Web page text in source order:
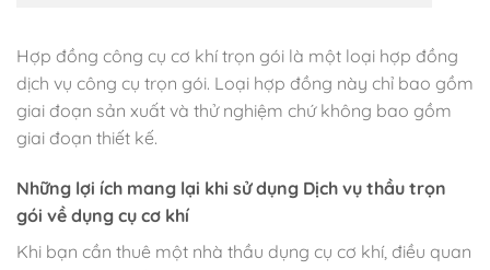
Hợp đồng công cụ cơ khí trọn gói là một loại hợp đồng
dịch vụ công cụ trọn gói. Loại hợp đồng này chỉ bao gồm
giai đoạn sản xuất và thử nghiệm chứ không bao gồm
giai đoạn thiết kế.
Những lợi ích mang lại khi sử dụng Dịch vụ thầu trọn
gói về dụng cụ cơ khí
Khi bạn cần thuê một nhà thầu dụng cụ cơ khí, điều quan